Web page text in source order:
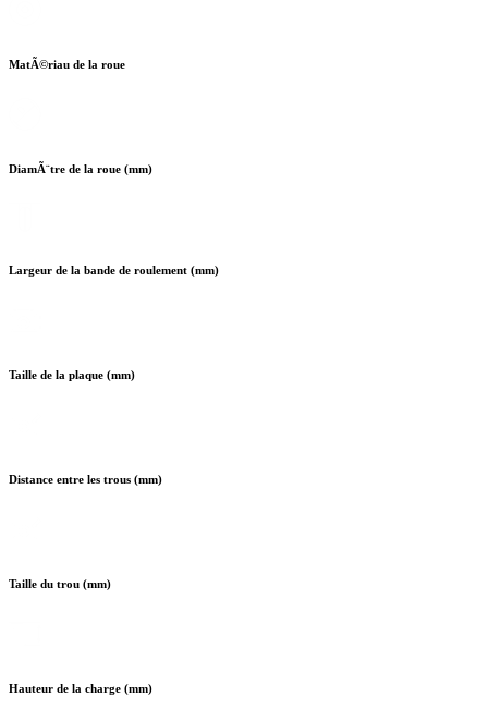
MatÃ©riau de la roue
DiamÃ¨tre de la roue (mm)
Largeur de la bande de roulement (mm)
Taille de la plaque (mm)
Distance entre les trous (mm)
Taille du trou (mm)
Hauteur de la charge (mm)